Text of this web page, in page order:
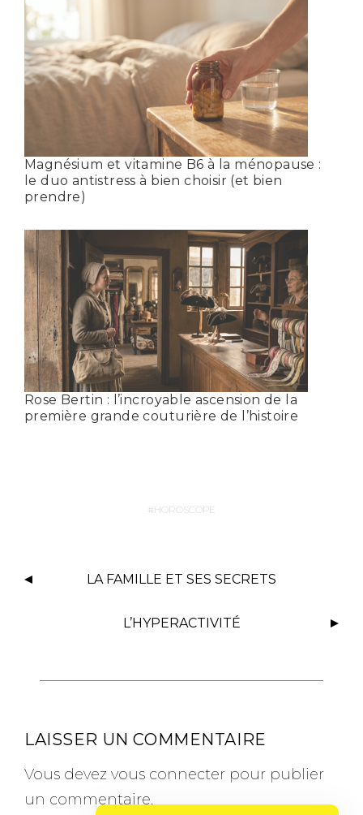
Magnésium et vitamine B6 à la ménopause :
le duo antistress à bien choisir (et bien
prendre)
Rose Bertin : l’incroyable ascension de la
première grande couturière de l’histoire
HOROSCOPE
LA FAMILLE ET SES SECRETS
L’HYPERACTIVITÉ
LAISSER UN COMMENTAIRE
Vous devez vous connecter pour publier
un commentaire.